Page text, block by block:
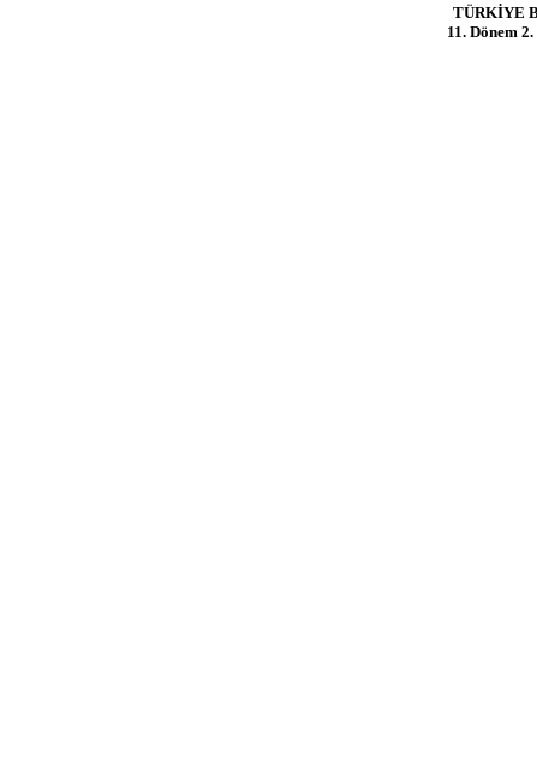
TÜRKİYE
11. Dönem